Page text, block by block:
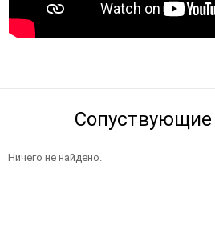
Ничего не найдено.